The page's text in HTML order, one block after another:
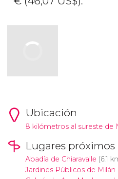
Ubicación
8 kilómetros al sureste de
Lugares próximos
Abadía de Chiaravalle (6.1
Jardines Públicos de Milán